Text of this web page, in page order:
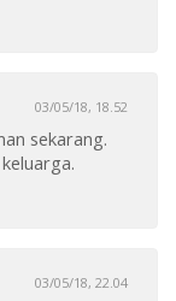
03/05/18, 18.52
sekarang.
03/05/18, 22.04